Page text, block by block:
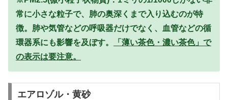
常に小さな粒子で、肺の奥深くまで入り込むのが特
徴。肺や気管などの呼吸器だけでなく、血管などの循
環器系にも影響を及ぼす。
「薄い茶色・濃い茶色」で
の表示は要注意。
エアロゾル・黄砂